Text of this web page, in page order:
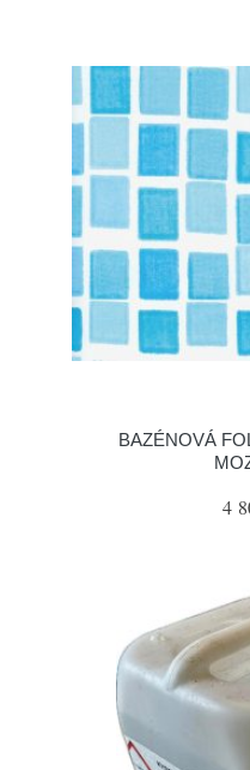
BAZÉNOVÁ
4